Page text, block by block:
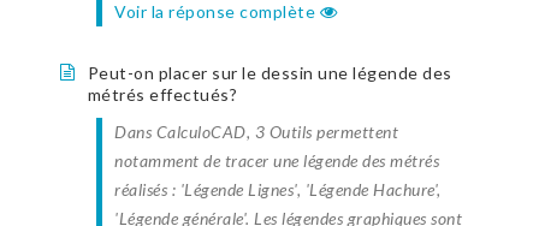
Voir la réponse complète
Peut-on placer sur le dessin une légende des
métrés effectués?
Dans CalculoCAD, 3 Outils permettent
notamment de tracer une légende des métrés
réalisés : 'Légende Lignes', 'Légende Hachure',
'Légende générale'. Les légendes graphiques sont